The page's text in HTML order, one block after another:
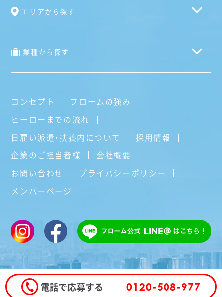
電話で応募する 0120-508-977
エリアから探す
業種から探す
コンセプト
フロームの強み
ヒーローまでの流れ
日雇い派遣・扶養内について
採用情報
企業のご担当者様
会社概要
お問い合わせ
プライバシーポリシー
メンバーページ